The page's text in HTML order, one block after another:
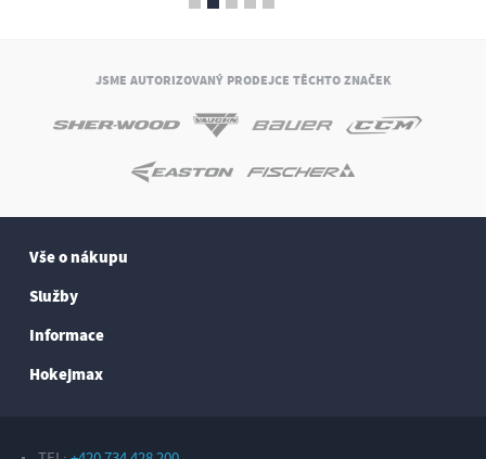
JSME AUTORIZOVANÝ PRODEJCE TĚCHTO ZNAČEK
Vše o nákupu
Služby
Informace
Hokejmax